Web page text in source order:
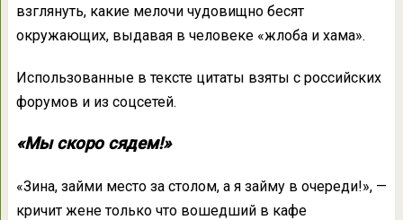
взглянуть, какие мелочи чудовищно бесят
окружающих, выдавая в человеке «жлоба и хама».
Использованные в тексте цитаты взяты с российских
форумов и из соцсетей.
«Мы скоро сядем!»
«Зина, займи место за столом, а я займу в очереди!», —
кричит жене только что вошедший в кафе